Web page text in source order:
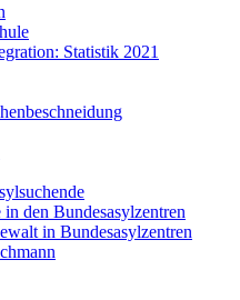
Statistik 2021
den Bundesasylzentren
in Bundesasylzentren